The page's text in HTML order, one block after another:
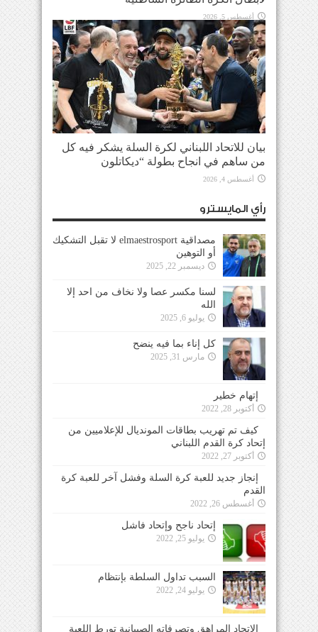
أغسطس 5, 2026
بيان للاتحاد اللبناني لكرة السلة يشكر فيه كل
من ساهم في انجاح بطولة “ديكاتلون
أغسطس 4, 2026
رأي المايسترو
مصداقية elmaestrosport لا تقبل التشكيك
أو التوهين
ديسمبر 22, 2025
لسنا مكسر عصا ولا نخاف من احد إلا
الله
يوليو 6, 2025
كل إناء بما فيه ينضح
مارس 31, 2025
إتهام خطير
أكتوبر 28, 2022
كيف تم تهريب بطاقات المونديال للإعلاميين من
إتحاد كرة القدم اللبناني
أكتوبر 27, 2022
إنجاز جديد للعبة كرة السلة وفشل آخر للعبة كرة
القدم
أغسطس 26, 2022
إتحاد ناجح وإتحاد فاشل
يوليو 25, 2022
السبب تداول السلطة بإنتظام
يوليو 24, 2022
الإتحاد المراهق وتصرفاته الصبيانية تورط اللعبة